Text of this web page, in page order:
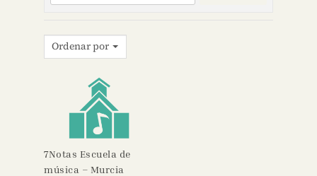
Ordenar por
7Notas Escuela de
música – Murcia